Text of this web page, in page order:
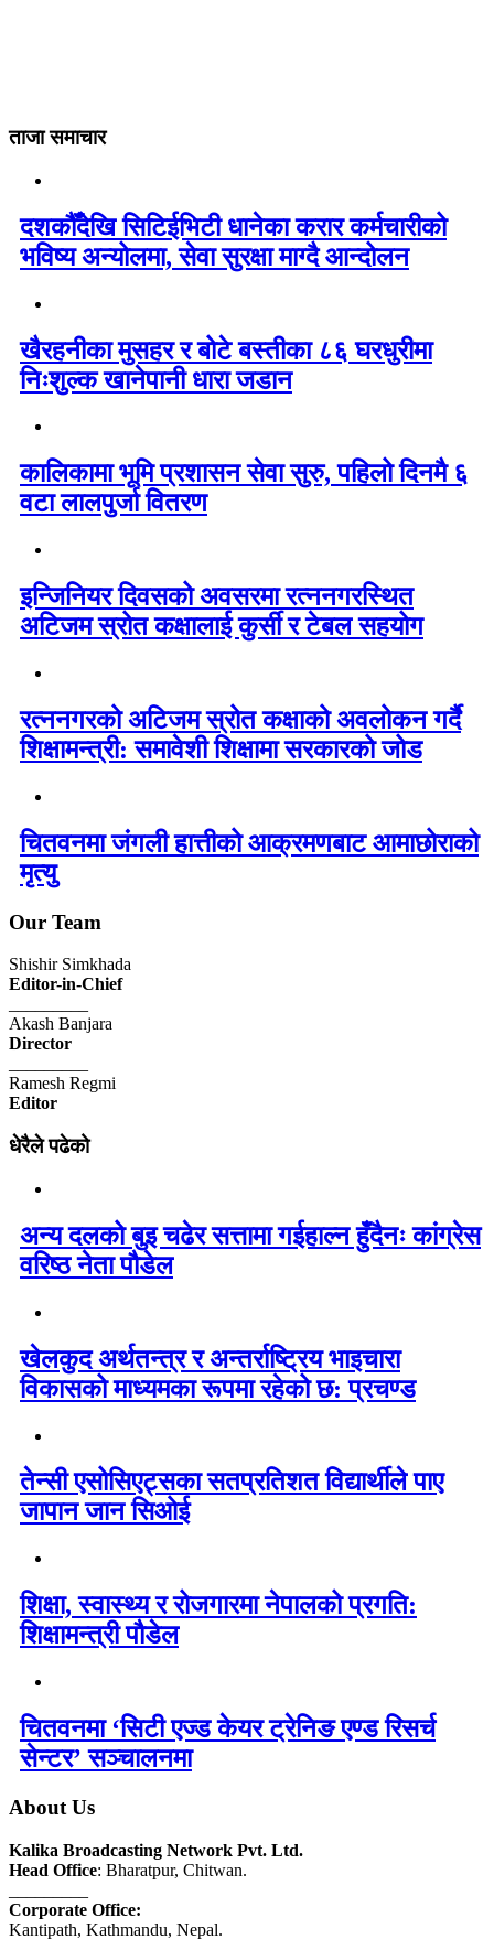
ताजा समाचार
दशकौँदेखि सिटिईभिटी धानेका करार कर्मचारीको
भविष्य अन्योलमा, सेवा सुरक्षा माग्दै आन्दोलन
खैरहनीका मुसहर र बोटे बस्तीका ८६ घरधुरीमा
निःशुल्क खानेपानी धारा जडान
कालिकामा भूमि प्रशासन सेवा सुरु, पहिलो दिनमै ६
वटा लालपुर्जा वितरण
इन्जिनियर दिवसको अवसरमा रत्ननगरस्थित
अटिजम स्रोत कक्षालाई कुर्सी र टेबल सहयोग
रत्ननगरको अटिजम स्रोत कक्षाको अवलोकन गर्दै
शिक्षामन्त्री: समावेशी शिक्षामा सरकारको जोड
चितवनमा जंगली हात्तीको आक्रमणबाट आमाछोराको
मृत्यु
Our Team
Shishir Simkhada
Editor-in-Chief
Akash Banjara
Director
Ramesh Regmi
Editor
धेरैले पढेको
अन्य दलको बुइ चढेर सत्तामा गईहाल्न हुँदैनः कांग्रेस
वरिष्ठ नेता पौडेल
खेलकुद अर्थतन्त्र र अन्तर्राष्ट्रिय भाइचारा
विकासको माध्यमका रूपमा रहेको छ: प्रचण्ड
तेन्सी एसोसिएट्सका सतप्रतिशत विद्यार्थीले पाए
जापान जान सिओई
शिक्षा, स्वास्थ्य र रोजगारमा नेपालको प्रगति:
शिक्षामन्त्री पौडेल
चितवनमा ‘सिटी एज्ड केयर ट्रेनिङ एण्ड रिसर्च
सेन्टर’ सञ्चालनमा
About Us
Kalika Broadcasting Network Pvt. Ltd.
Head Office: Bharatpur, Chitwan.
Corporate Office:
Kantipath, Kathmandu, Nepal.